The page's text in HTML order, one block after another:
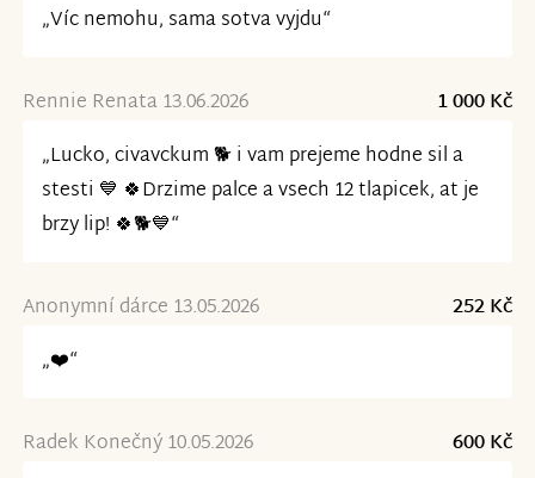
„Víc nemohu, sama sotva vyjdu“
Rennie Renata 13.06.2026
1 000 Kč
„Lucko, civavckum 🐕 i vam prejeme hodne sil a
stesti 💙 🍀Drzime palce a vsech 12 tlapicek, at je
brzy lip! 🍀🐕💙“
Anonymní dárce 13.05.2026
252 Kč
„❤️“
Radek Konečný 10.05.2026
600 Kč